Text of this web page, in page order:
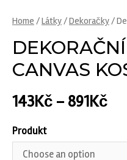
Home /Látky/Dekoračky/
CANVAS
143Kč – 891Kč
Produkt